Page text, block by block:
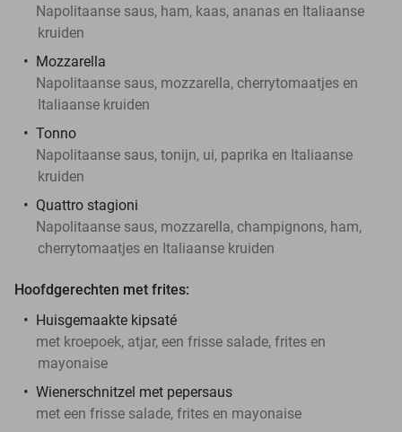
Napolitaanse saus, ham, kaas, ananas en Italiaanse
kruiden
Mozzarella
Napolitaanse saus, mozzarella, cherrytomaatjes en
Italiaanse kruiden
Tonno
Napolitaanse saus, tonijn, ui, paprika en Italiaanse
kruiden
Quattro stagioni
Napolitaanse saus, mozzarella, champignons, ham,
cherrytomaatjes en Italiaanse kruiden
Hoofdgerechten met frites:
Huisgemaakte kipsaté
met kroepoek, atjar, een frisse salade, frites en
mayonaise
Wienerschnitzel met pepersaus
met een frisse salade, frites en mayonaise